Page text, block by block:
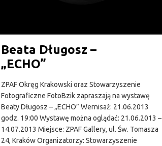
Beata Długosz –
„ECHO”
ZPAF Okręg Krakowski oraz Stowarzyszenie
Fotograficzne FotoBzik zapraszają na wystawę
Beaty Długosz – „ECHO” Wernisaż: 21.06.2013
godz. 19:00 Wystawę można oglądać: 21.06.2013 –
14.07.2013 Miejsce: ZPAF Gallery, ul. Św. Tomasza
24, Kraków Organizatorzy: Stowarzyszenie